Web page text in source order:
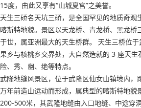
15度，由此又享有“山城夏宫”之美誉。
天生三硚名天坑三硚，是全国罕见的地质奇观
喀斯特地貌。景区以天龙桥、青龙桥、黑龙桥
于世，属亚洲最大的天生桥群。 天生三桥位
果乡与核桃乡交界处，大自然造就的 3 座天生
险、秀、幽、绝等特点。
武隆地缝风景区，位于武隆区仙女山镇境内，
万年前造山运动而形成，属典型的喀斯特地貌
200-500米，其武隆地缝由入口地缝、中途穿